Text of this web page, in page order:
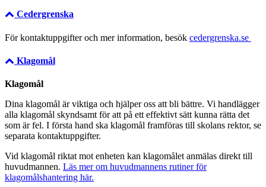
Cedergrenska
För kontaktuppgifter och mer information, besök cedergrenska.se
Klagomål
Klagomål
Dina klagomål är viktiga och hjälper oss att bli bättre. Vi handlägger
alla klagomål skyndsamt för att på ett effektivt sätt kunna rätta det
som är fel. I första hand ska klagomål framföras till skolans rektor, se
separata kontaktuppgifter.
Vid klagomål riktat mot enheten kan klagomålet anmälas direkt till
huvudmannen. Läs mer om huvudmannens rutiner för
klagomålshantering här.